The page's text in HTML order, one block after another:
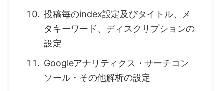
投稿毎のindex設定及びタイトル、メ
タキーワード、ディスクリプションの
設定
Googleアナリティクス・サーチコン
ソール・その他解析の設定